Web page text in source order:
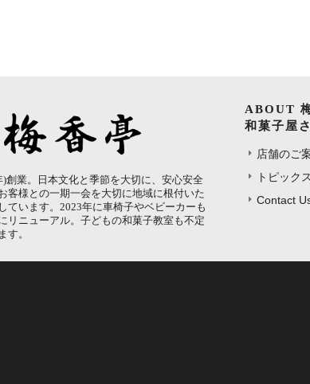
)創業。日本文化と季節を大切に、安心安全
客様との一期一会を大切に地域に根付いた
ています。2023年に車椅子やベビーカーも
リニューアル。子どもの和菓子教室も不定
す。
ABOUT
和菓子屋
店舗のご
トピックス
Contact